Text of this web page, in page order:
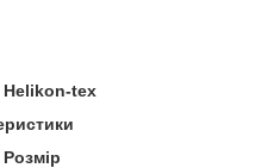
Helikon-tex
Розмір